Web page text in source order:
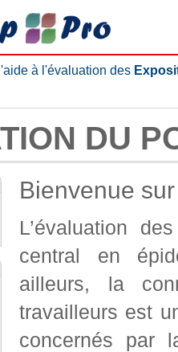
à l'évaluation des
DU
Bienvenue
L’évaluation
central en
ailleurs, la
travailleurs est
concernés par